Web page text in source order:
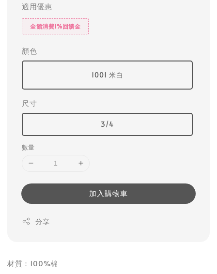
適用優惠
全館消費1%回饋金
顏色
1001 米白
尺寸
3/4
數量
加入購物車
分享
材質：100%棉